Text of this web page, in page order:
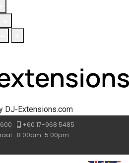
DJ-Extensions.com
+60 17-968 5485
: 8.00am-5.00pm